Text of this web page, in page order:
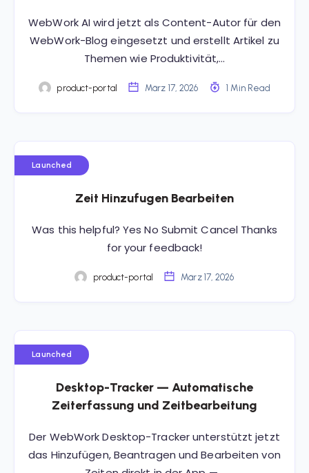
WebWork AI wird jetzt als Content-Autor für den
WebWork-Blog eingesetzt und erstellt Artikel zu
Themen wie Produktivität,…
product-portal März 17, 2026 1 Min Read
Launched
Zeit Hinzufugen Bearbeiten
Was this helpful? Yes No Submit Cancel Thanks
for your feedback!
product-portal März 17, 2026
Launched
Desktop-Tracker — Automatische
Zeiterfassung und Zeitbearbeitung
Der WebWork Desktop-Tracker unterstützt jetzt
das Hinzufügen, Beantragen und Bearbeiten von